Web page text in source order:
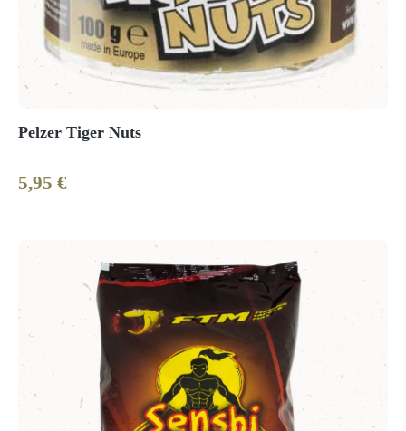
Pelzer Tiger Nuts
Regulärer Preis:
5,95 €